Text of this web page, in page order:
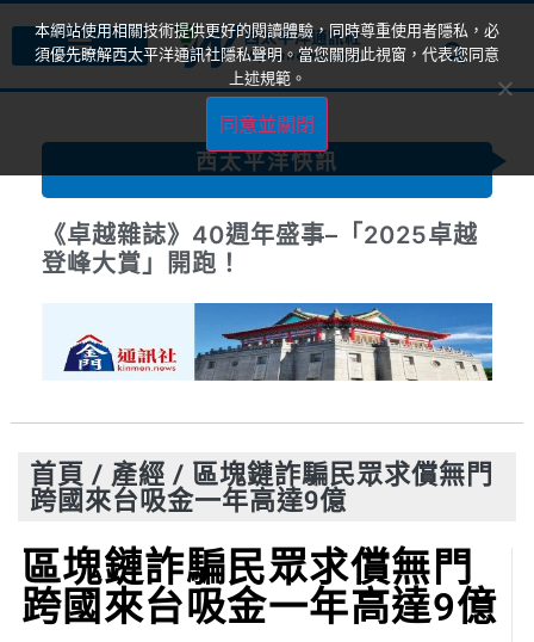
西太平洋快訊
《卓越雜誌》40週年盛事–「2025卓越
登峰大賞」開跑！
首頁 / 產經 / 區塊鏈詐騙民眾求償無門
跨國來台吸金一年高達9億
區塊鏈詐騙民眾求償無門
跨國來台吸金一年高達9億
本網站使用相關技術提供更好的閱讀體驗，同時尊重使用者隱私，必
須優先瞭解西太平洋通訊社隱私聲明。當您關閉此視窗，代表您同意
上述規範。
同意並關閉